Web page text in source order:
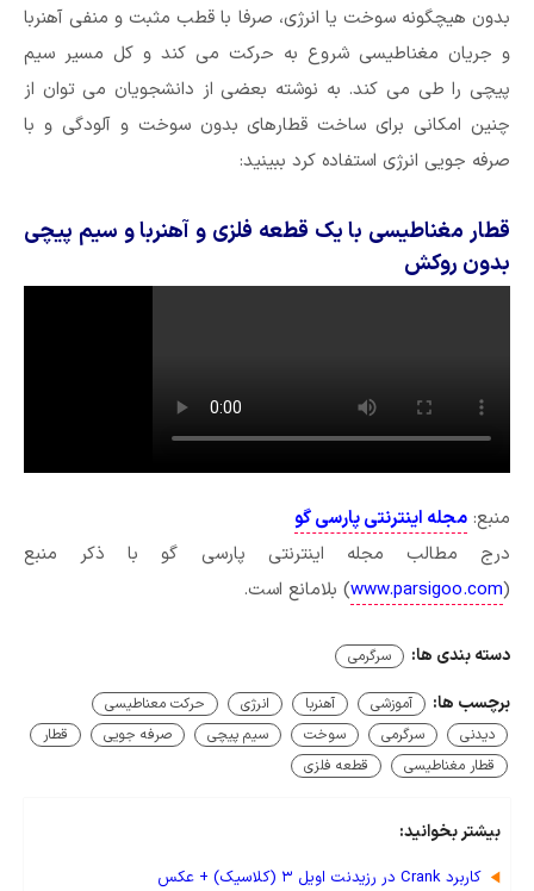
بدون هیچگونه سوخت یا انرژی، صرفا با قطب مثبت و منفی آهنربا
و جریان مغناطیسی شروع به حرکت می کند و کل مسیر سیم
پیچی را طی می کند. به نوشته بعضی از دانشجویان می توان از
چنین امکانی برای ساخت قطارهای بدون سوخت و آلودگی و با
صرفه جویی انرژی استفاده کرد ببینید:
قطار مغناطیسی با یک قطعه فلزی و آهنربا و سیم پیچی
بدون روکش
منبع: مجله اینترنتی پارسی گو
درج مطالب مجله اینترنتی پارسی گو با ذکر منبع
(
www.parsigoo.com) بلامانع است.
دسته بندی ها: سرگرمی
برچسب ها: آموزشی آهنربا انرژی
حرکت معناطیسی
دیدنی
سرگرمی سوخت سیم پیچی صرفه جویی
قطار
قطار مغناطیسی
قطعه فلزی
بیشتر بخوانید:
کاربرد Crank در رزیدنت اویل ۳ (کلاسیک) + عکس